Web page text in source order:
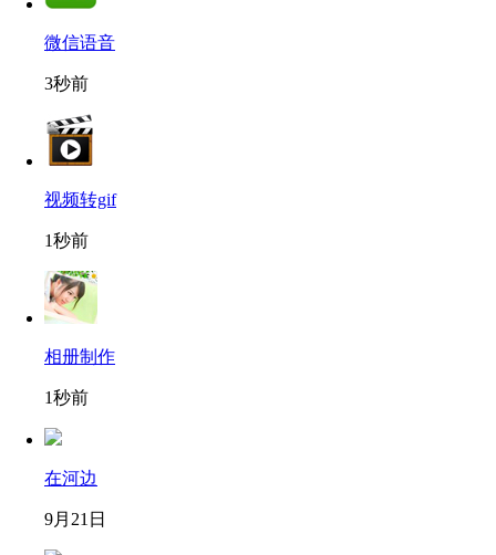
微信语音
3秒前
视频转gif
1秒前
相册制作
1秒前
在河边
9月21日